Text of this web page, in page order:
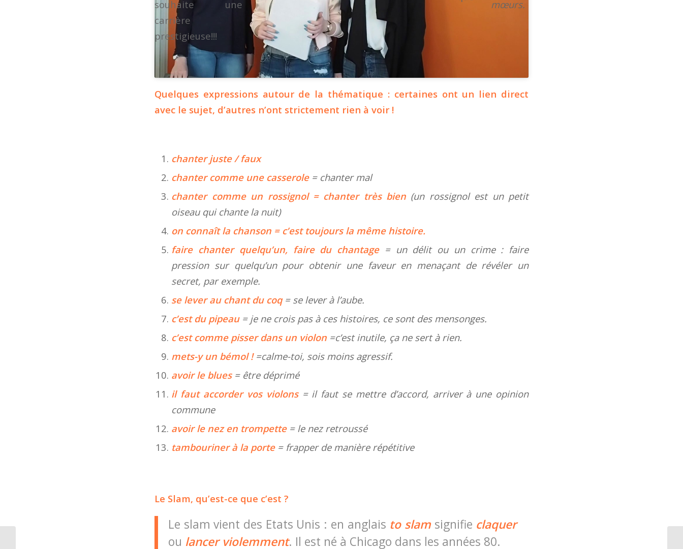
souhaite une
carrière
prestigieuse!!!
mœurs.
Quelques expressions autour de la thématique : certaines ont un lien direct
avec le sujet, d’autres n’ont strictement rien à voir !
chanter juste/faux
chanter comme une casserole = chanter mal
chanter comme un rossignol = chanter très bien (un rossignol est un petit
oiseau qui chante la nuit)
on connaît la chanson = c’est toujours la même histoire.
faire chanter quelqu’un, faire du chantage = un délit ou un crime : faire
pression sur quelqu’un pour obtenir une faveur en menaçant de révéler un
secret, par exemple.
se lever au chant du coq = se lever à l’aube.
c’est du pipeau = je ne crois pas à ces histoires, ce sont des mensonges.
c’est comme pisser dans un violon =c’est inutile, ça ne sert à rien.
mets-y un bémol !=calme-toi, sois moins agressif.
avoir le blues = être déprimé
il faut accorder vos violons = il faut se mettre d’accord, arriver à une opinion
commune
avoir le nez en trompette = le nez retroussé
tambouriner à la porte = frapper de manière répétitive
Le Slam, qu’est-ce que c’est ?
Le slam vient des Etats Unis : en anglais to slamsignifie claquer
ou lancer violemment. Il est né à Chicago dans les années 80.